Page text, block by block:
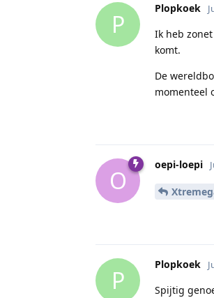
P
Plopkoek
Ik heb
komt.
De
momenteel
O
oepi-loepi
P
Plopkoek
Spijtig